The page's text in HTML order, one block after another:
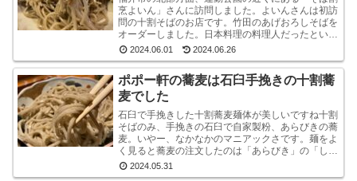
烹よいん」さんに訪問しました。よいんさんは初訪
問の十割そばのお店です。竹田のあげおろしそばを
オーダーしました。日本料理の料理人だったという
店主が蕎麦屋として運営されています。メニューは
蕎麦屋らし...
2024.06.01 2024.06.26
ポポー軒の蕎麦は石臼手挽きの十割蕎
麦でした
石臼で手挽きした十割蕎麦麺体が美しいですね十割
そばのみ、手挽きの石臼で自家製粉、あらびきの蕎
麦。いやー、なかなかのマニアックさです。麺をよ
く見ると蕎麦の注文したのは「あらびき」の「しょ
うゆおろし」と「塩おろし」の二種です。温かい蕎
麦も選べる...
2024.05.31